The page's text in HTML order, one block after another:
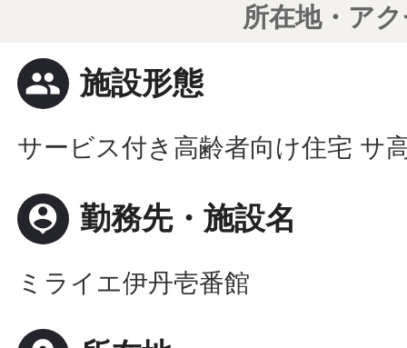
所在地・ア
people 施設形態
サービス付き高齢者向け住宅 サ
person_pin 勤務先・施設名
ミライエ伊丹壱番館